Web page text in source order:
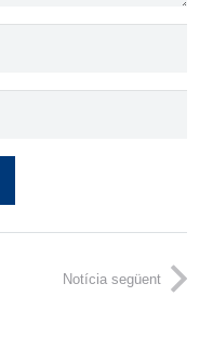
Notícia següent